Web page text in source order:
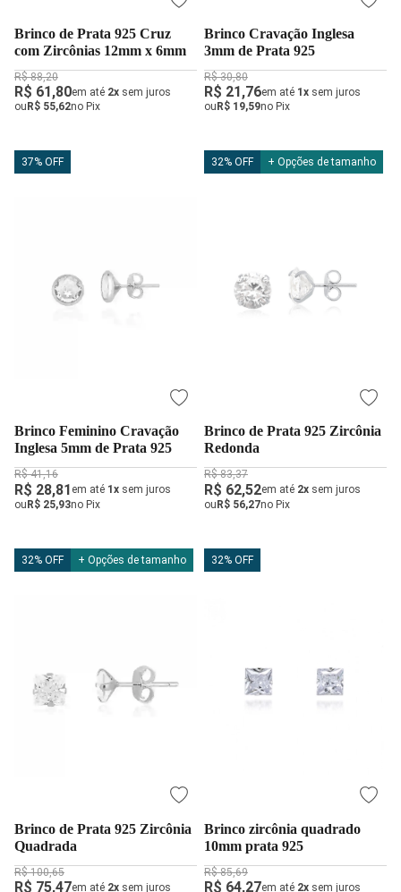
Brinco de Prata 925 Cruz
com Zircônias 12mm x 6mm
R$ 88,20
R$ 61,80em até 2x sem juros
ou R$ 55,62no Pix
Brinco Cravação Inglesa
3mm de Prata 925
R$ 30,80
R$ 21,76em até 1x sem juros
ou R$ 19,59no Pix
37% OFF
Brinco Feminino Cravação
Inglesa 5mm de Prata 925
R$ 41,16
R$ 28,81 em até 1x sem juros
ouR$ 25,93no Pix
32% OFF + Opções de tamanho
Brinco de Prata 925 Zircônia
Redonda
R$ 83,37
R$ 62,52em até 2x sem juros
ouR$ 56,27no Pix
32% OFF + Opções de tamanho
Brinco de Prata 925 Zircônia
Quadrada
R$ 100,65
R$ 75,47em até 2x sem juros
32% OFF
Brinco zircônia quadrado
10mm prata 925
R$ 85,69
R$ 64,27em até 2x sem juros